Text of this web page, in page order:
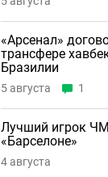
«Арсенал»
трансфере
Бразилии
5 августа 1
Лучший игрок
«Барселоне»
4 августа